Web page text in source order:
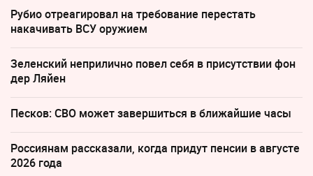
Рубио отреагировал на требование перестать
накачивать ВСУ оружием
Зеленский неприлично повел cебя в присутствии фон
дер Ляйен
Песков: СВО может завершиться в ближайшие часы
Россиянам рассказали, когда придут пенсии в августе
2026 года